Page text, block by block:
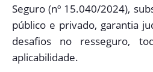
Seguro (nº 15.040/2024),
público e privado, garantia
desafios no resseguro,
aplicabilidade.